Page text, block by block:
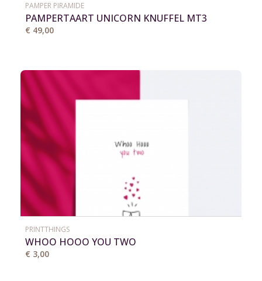
PAMPER PIRAMIDE
PAMPERTAART UNICORN KNUFFEL MT3
€ 49,00
PRINTTHINGS
WHOO HOOO YOU TWO
€ 3,00